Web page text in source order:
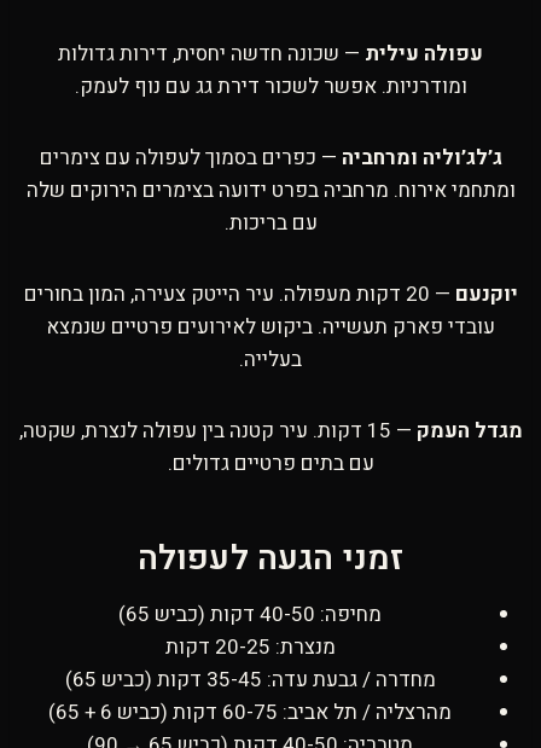
עפולה עילית — שכונה חדשה יחסית, דירות גדולות
ומודרניות. אפשר לשכור דירת גג עם נוף לעמק.
ג’לג’וליה ומרחביה — כפרים בסמוך לעפולה עם צימרים
ומתחמי אירוח. מרחביה בפרט ידועה בצימרים הירוקים שלה
עם בריכות.
יוקנעם
— 20 דקות מעפולה. עיר הייטק צעירה, המון בחורים
עובדי פארק תעשייה. ביקוש לאירועים פרטיים שנמצא
בעלייה.
מגדל העמק
— 15 דקות. עיר קטנה בין עפולה לנצרת, שקטה,
עם בתים פרטיים גדולים.
זמני הגעה לעפולה
מחיפה: 40-50 דקות (כביש 65)
מנצרת: 20-25 דקות
מחדרה / גבעת עדה: 35-45 דקות (כביש 65)
מהרצליה / תל אביב: 60-75 דקות (כביש 6 + 65)